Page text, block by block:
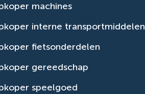
machines
interne transportmiddelen
fietsonderdelen
gereedschap
speelgoed